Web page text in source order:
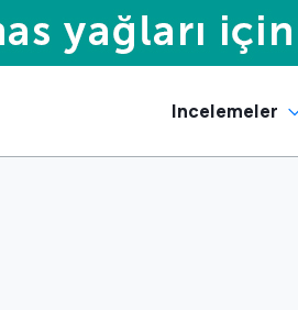
Incelemeler